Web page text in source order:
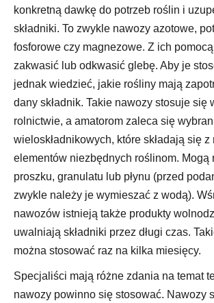
konkretną dawkę do potrzeb roślin i
składniki. To zwykle nawozy azotowe,
fosforowe czy magnezowe. Z ich
zakwasić lub odkwasić glebę. Aby je
jednak wiedzieć, jakie rośliny mają
dany składnik. Takie nawozy stosuje się
rolnictwie, a amatorom zaleca się
wieloskładnikowych, które składają się z
elementów niezbędnych roślinom. Mogą
proszku, granulatu lub płynu (przed
zwykle należy je wymieszać z wodą).
nawozów istnieją także produkty
uwalniają składniki przez długi czas.
można stosować raz na kilka miesięcy.
Specjaliści mają różne zdania na temat
nawozy powinno się stosować. Nawozy